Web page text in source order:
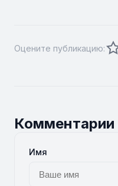
Оцените публикацию:
Комментарии
Имя